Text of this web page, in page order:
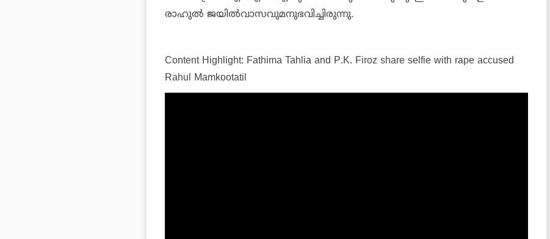
രാഹുല്‍ ജയില്‍വാസവുമനുഭവിച്ചിരുന്നു.
Content Highlight: Fathima Tahlia and P.K. Firoz share selfie with rape accused
Rahul Mamkootatil